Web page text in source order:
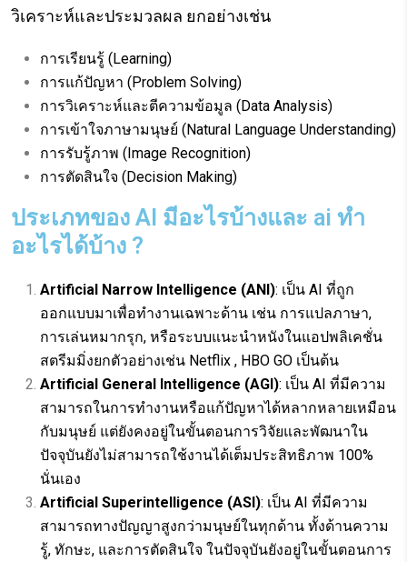
วิเคราะห์และประมวลผล ยกอย่างเช่น
การเรียนรู้ (Learning)
การแก้ปัญหา (Problem Solving)
การวิเคราะห์และตีความข้อมูล (Data Analysis)
การเข้าใจภาษามนุษย์ (Natural Language Understanding)
การรับรู้ภาพ (Image Recognition)
การตัดสินใจ (Decision Making)
ประเภทของ AI มีอะไรบ้างและ ai ทํา
อะไรได้บ้าง ?
Artificial Narrow Intelligence (ANI): เป็น AI ที่ถูก
ออกแบบมาเพื่อทำงานเฉพาะด้าน เช่น การแปลภาษา,
การเล่นหมากรุก, หรือระบบแนะนำหนังในแอปพลิเคชั่น
สตรีมมิ่งยกตัวอย่างเช่น Netflix , HBO GO เป็นต้น
Artificial General Intelligence (AGI): เป็น AI ที่มีความ
สามารถในการทำงานหรือแก้ปัญหาได้หลากหลายเหมือน
กับมนุษย์ แต่ยังคงอยู่ในขั้นตอนการวิจัยและพัฒนาใน
ปัจจุบันยังไม่สามารถใช้งานได้เต็มประสิทธิภาพ 100%
นั่นเอง
Artificial Superintelligence (ASI): เป็น AI ที่มีความ
สามารถทางปัญญาสูงกว่ามนุษย์ในทุกด้าน ทั้งด้านความ
รู้, ทักษะ, และการตัดสินใจ ในปัจจุบันยังอยู่ในขั้นตอนการ